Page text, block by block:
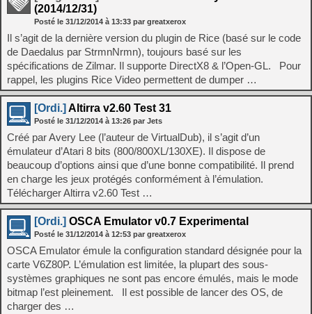
(2014/12/31)
Posté le 31/12/2014 à 13:33 par greatxerox
Il s’agit de la dernière version du plugin de Rice (basé sur le code
de Daedalus par StrmnNrmn), toujours basé sur les
spécifications de Zilmar. Il supporte DirectX8 & l’Open-GL. Pour
rappel, les plugins Rice Video permettent de dumper …
[Ordi.] Altirra v2.60 Test 31
Posté le 31/12/2014 à 13:26 par Jets
Créé par Avery Lee (l’auteur de VirtualDub), il s’agit d’un
émulateur d’Atari 8 bits (800/800XL/130XE). Il dispose de
beaucoup d’options ainsi que d’une bonne compatibilité. Il prend
en charge les jeux protégés conformément à l’émulation.
Télécharger Altirra v2.60 Test …
[Ordi.] OSCA Emulator v0.7 Experimental
Posté le 31/12/2014 à 12:53 par greatxerox
OSCA Emulator émule la configuration standard désignée pour la
carte V6Z80P. L’émulation est limitée, la plupart des sous-
systèmes graphiques ne sont pas encore émulés, mais le mode
bitmap l’est pleinement. Il est possible de lancer des OS, de
charger des …